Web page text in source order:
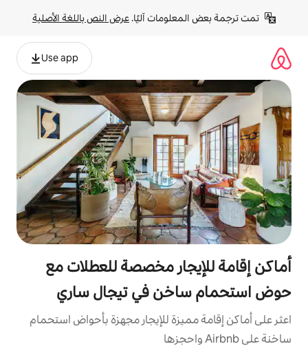
آليًا. عرض النص باللغة الأصلية
مخصصة للعطلات مع
في تيجال ساري
للإيجار مجهزة بأحواض استحمام